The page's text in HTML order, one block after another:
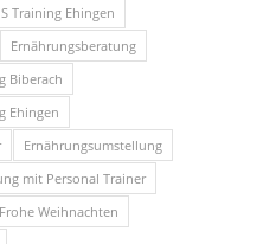
Training Ehingen
Ernährungsberatung
Biberach
Ehingen
Ernährungsumstellung
mit Personal Trainer
Frohe Weihnachten